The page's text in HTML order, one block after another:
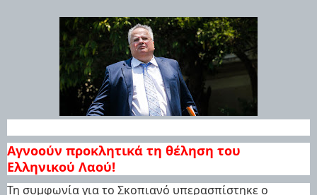
Αγνοούν προκλητικά τη θέληση του
Ελληνικού Λαού!
Τη συμφωνία για το Σκοπιανό υπερασπίστηκε ο